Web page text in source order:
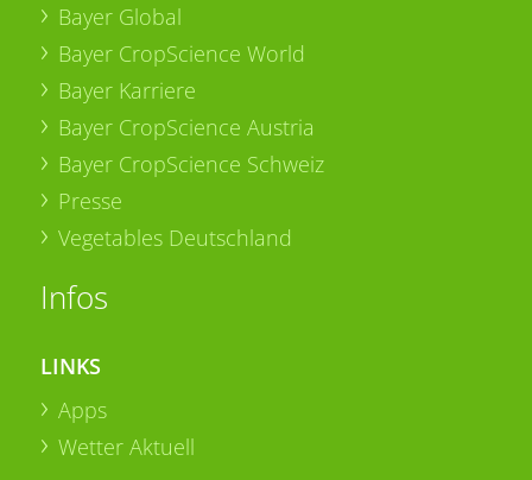
Bayer Global
Bayer CropScience World
Bayer Karriere
Bayer CropScience Austria
Bayer CropScience Schweiz
Presse
Vegetables Deutschland
Infos
LINKS
Apps
Wetter Aktuell